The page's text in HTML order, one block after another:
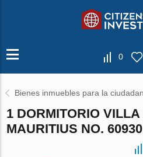
0
Bienes inmuebles para la
1 DORMITORIO
MAURITIUS NO. 60930